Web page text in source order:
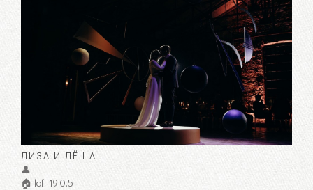
ЛИЗА И ЛЁША
👤
🏠 loft 19.0.5